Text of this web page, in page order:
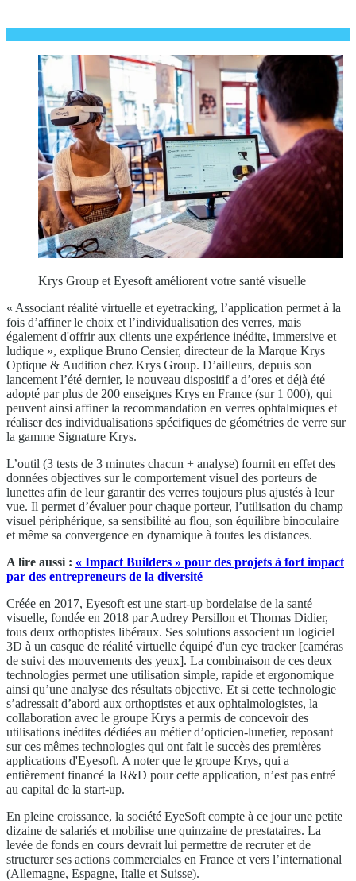
Krys Group et Eyesoft améliorent votre santé visuelle
« Associant réalité virtuelle et eyetracking, l’application permet à la
fois d’affiner le choix et l’individualisation des verres, mais
également d'offrir aux clients une expérience inédite, immersive et
ludique », explique Bruno Censier, directeur de la Marque Krys
Optique & Audition chez Krys Group. D’ailleurs, depuis son
lancement l’été dernier, le nouveau dispositif a d’ores et déjà été
adopté par plus de 200 enseignes Krys en France (sur 1 000), qui
peuvent ainsi affiner la recommandation en verres ophtalmiques et
réaliser des individualisations spécifiques de géométries de verre sur
la gamme Signature Krys.
L’outil (3 tests de 3 minutes chacun + analyse) fournit en effet des
données objectives sur le comportement visuel des porteurs de
lunettes afin de leur garantir des verres toujours plus ajustés à leur
vue. Il permet d’évaluer pour chaque porteur, l’utilisation du champ
visuel périphérique, sa sensibilité au flou, son équilibre binoculaire
et même sa convergence en dynamique à toutes les distances.
A lire aussi : « Impact Builders » pour des projets à fort impact
par des entrepreneurs de la diversité
Créée en 2017, Eyesoft est une start-up bordelaise de la santé
visuelle, fondée en 2018 par Audrey Persillon et Thomas Didier,
tous deux orthoptistes libéraux. Ses solutions associent un logiciel
3D à un casque de réalité virtuelle équipé d'un eye tracker [caméras
de suivi des mouvements des yeux]. La combinaison de ces deux
technologies permet une utilisation simple, rapide et ergonomique
ainsi qu’une analyse des résultats objective. Et si cette technologie
s’adressait d’abord aux orthoptistes et aux ophtalmologistes, la
collaboration avec le groupe Krys a permis de concevoir des
utilisations inédites dédiées au métier d’opticien-lunetier, reposant
sur ces mêmes technologies qui ont fait le succès des premières
applications d'Eyesoft. A noter que le groupe Krys, qui a
entièrement financé la R&D pour cette application, n’est pas entré
au capital de la start-up.
En pleine croissance, la société EyeSoft compte à ce jour une petite
dizaine de salariés et mobilise une quinzaine de prestataires. La
levée de fonds en cours devrait lui permettre de recruter et de
structurer ses actions commerciales en France et vers l’international
(Allemagne, Espagne, Italie et Suisse).